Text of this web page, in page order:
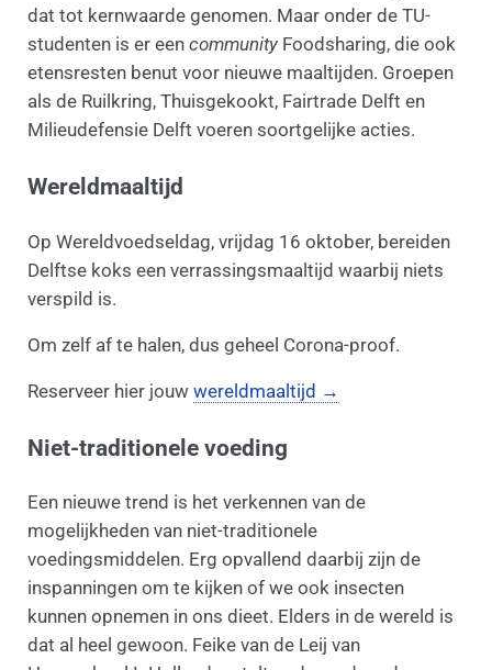
dat tot kernwaarde genomen. Maar onder de TU-
studenten is er een communityFoodsharing, die ook
etensresten benut voor nieuwe maaltijden. Groepen
als de Ruilkring, Thuisgekookt, Fairtrade Delft en
Milieudefensie Delft voeren soortgelijke acties.
Wereldmaaltijd
Op Wereldvoedseldag, vrijdag 16 oktober, bereiden
Delftse koks een verrassingsmaaltijd waarbij niets
verspild is.
Om zelf af te halen, dus geheel Corona-proof.
Reserveer hier jouw wereldmaaltijd →
Niet-traditionele voeding
Een nieuwe trend is het verkennen van de
mogelijkheden van niet-traditionele
voedingsmiddelen. Erg opvallend daarbij zijn de
inspanningen om te kijken of we ook insecten
kunnen opnemen in ons dieet. Elders in de wereld is
dat al heel gewoon. Feike van de Leij van